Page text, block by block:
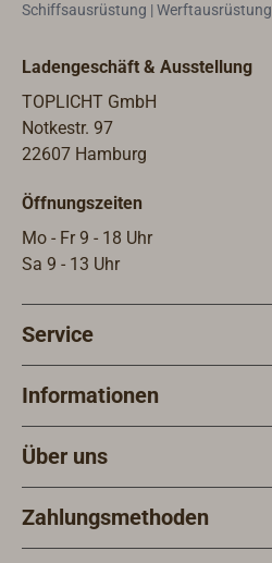
Schiffsausrüstung | Werftausrüstung
Ladengeschäft & Ausstellung
TOPLICHT GmbH
Notkestr. 97
22607 Hamburg
Öffnungszeiten
Mo - Fr 9 - 18 Uhr
Sa 9 - 13 Uhr
Service
Informationen
Über uns
Zahlungsmethoden